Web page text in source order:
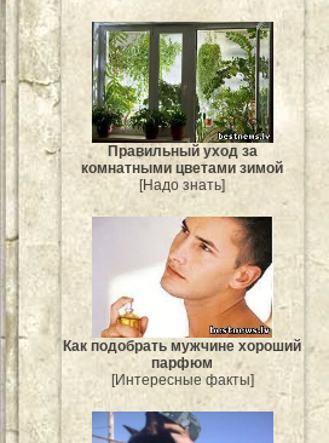
Правильный уход за
комнатными цветами зимой
[Надо знать]
Как подобрать мужчине хороший
парфюм
[Интересные факты]